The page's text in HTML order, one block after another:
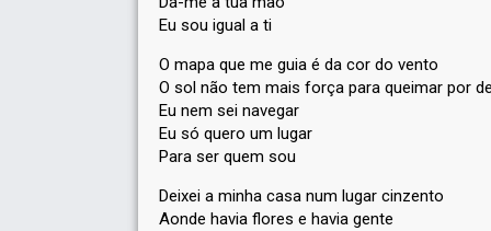
Eu sou igual a ti
O mapa que me guia é da cor do vento
O sol não tem mais força para queimar por
Eu nem sei navegar
Eu só quero um lugar
Para ser quem sou
Deixei a minha casa num lugar cinzento
Aonde havia flores e havia gente